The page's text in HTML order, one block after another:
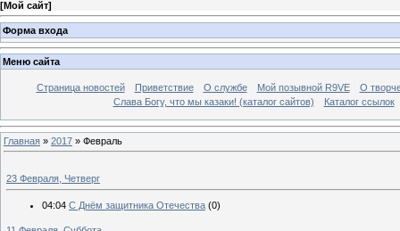
[Мой сайт]
Форма входа
Меню сайта
Страница новостей Приветствие О службе Мой позывной R9VE
О
Слава Богу, что мы казаки! (каталог сайтов)
Каталог ссылок
Главная » 2017 » Февраль
23 Февраля, Четверг
04:04 С Днём защитника Отечества (0)